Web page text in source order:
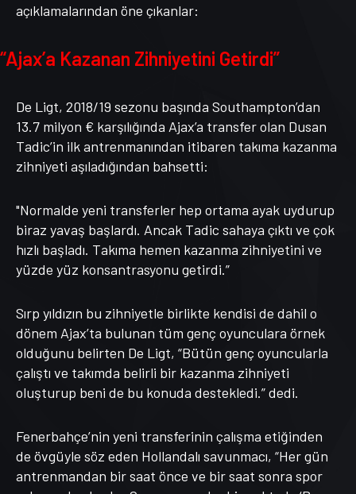
açıklamalarından öne çıkanlar:
“Ajax’a Kazanan Zihniyetini Getirdi”
De Ligt, 2018/19 sezonu başında Southampton’dan
13.7 milyon € karşılığında Ajax’a transfer olan Dusan
Tadic’in ilk antrenmanından itibaren takıma kazanma
zihniyeti aşıladığından bahsetti:
"Normalde yeni transferler hep ortama ayak uydurup
biraz yavaş başlardı. Ancak Tadic sahaya çıktı ve çok
hızlı başladı. Takıma hemen kazanma zihniyetini ve
yüzde yüz konsantrasyonu getirdi.”
Sırp yıldızın bu zihniyetle birlikte kendisi de dahil o
dönem Ajax’ta bulunan tüm genç oyunculara örnek
olduğunu belirten De Ligt, “Bütün genç oyuncularla
çalıştı ve takımda belirli bir kazanma zihniyeti
oluşturup beni de bu konuda destekledi.” dedi.
Fenerbahçe’nin yeni transferinin çalışma etiğinden
de övgüyle söz eden Hollandalı savunmacı, “Her gün
antrenmandan bir saat önce ve bir saat sonra spor